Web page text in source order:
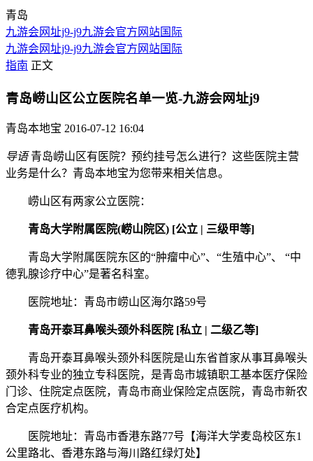
青岛
九游会网址j9-j9九游会官方网站国际
九游会网址j9-j9九游会官方网站国际
指南 正文
青岛崂山区公立医院名单一览-九游会网址j9
青岛本地宝 2016-07-12 16:04
导语青岛崂山区有医院？预约挂号怎么进行？这些医院主营
业务是什么？青岛本地宝为您带来相关信息。
崂山区有两家公立医院：
青岛大学附属医院(崂山院区) [公立 | 三级甲等]
青岛大学附属医院东区的“肿瘤中心”、“生殖中心”、 “中
德乳腺诊疗中心”是著名科室。
医院地址：青岛市崂山区海尔路59号
青岛开泰耳鼻喉头颈外科医院 [私立 | 二级乙等]
青岛开泰耳鼻喉头颈外科医院是山东省首家从事耳鼻喉头
颈外科专业的独立专科医院，是青岛市城镇职工基本医疗保险
门诊、住院定点医院，青岛市商业保险定点医院，青岛市新农
合定点医疗机构。
医院地址：青岛市香港东路77号【海洋大学麦岛校区东1
公里路北、香港东路与海川路红绿灯处】